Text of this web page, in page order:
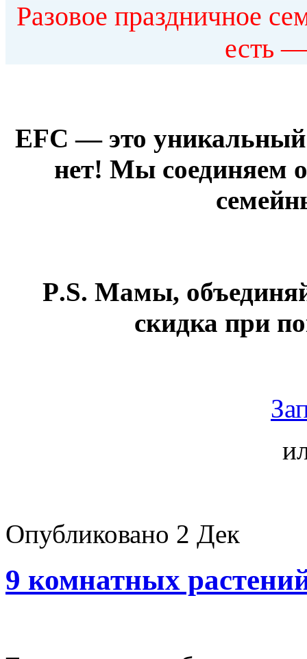
Разовое праздничное
есть
EFC — это уникальный
нет! Мы соединяем
P.S. Мамы,
скидка при
Опубликовано 2 Дек
9 комнатных